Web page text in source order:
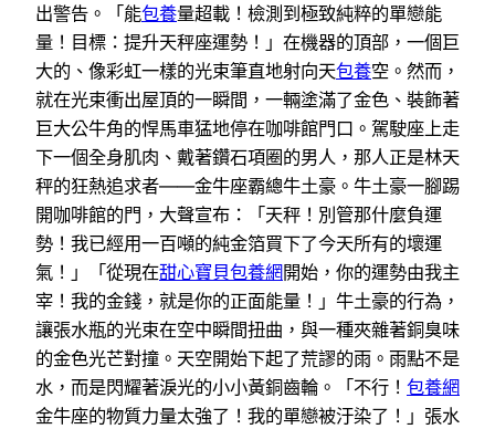
出警告。「能包養量超載！檢測到極致純粹的單戀能
量！目標：提升天秤座運勢！」在機器的頂部，一個巨
大的、像彩虹一樣的光束筆直地射向天包養空。然而，
就在光束衝出屋頂的一瞬間，一輛塗滿了金色、裝飾著
巨大公牛角的悍馬車猛地停在咖啡館門口。駕駛座上走
下一個全身肌肉、戴著鑽石項圈的男人，那人正是林天
秤的狂熱追求者——金牛座霸總牛土豪。牛土豪一腳踢
開咖啡館的門，大聲宣布：「天秤！別管那什麼負運
勢！我已經用一百噸的純金箔買下了今天所有的壞運
氣！」「從現在甜心寶貝包養網開始，你的運勢由我主
宰！我的金錢，就是你的正面能量！」牛土豪的行為，
讓張水瓶的光束在空中瞬間扭曲，與一種夾雜著銅臭味
的金色光芒對撞。天空開始下起了荒謬的雨。雨點不是
水，而是閃耀著淚光的小小黃銅齒輪。「不行！ 包養網
金牛座的物質力量太強了！我的單戀被汙染了！」張水